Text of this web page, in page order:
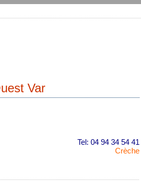
Var
Tel: 04 94 34 54 41
Crèche